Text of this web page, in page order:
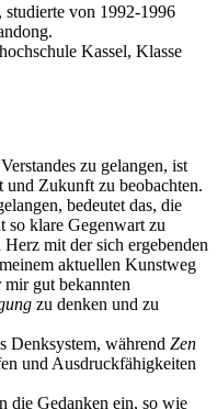
von 1992-1996
Kassel, Klasse
zu gelangen, ist
und Zukunft zu beobachten.
bedeutet das, die
so klare Gegenwart zu
mit der sich ergebenden
aktuellen Kunstweg
gut bekannten
zu denken und zu
Denksystem, während Zen
und Ausdruckfähigkeiten
die Gedanken ein, so wie